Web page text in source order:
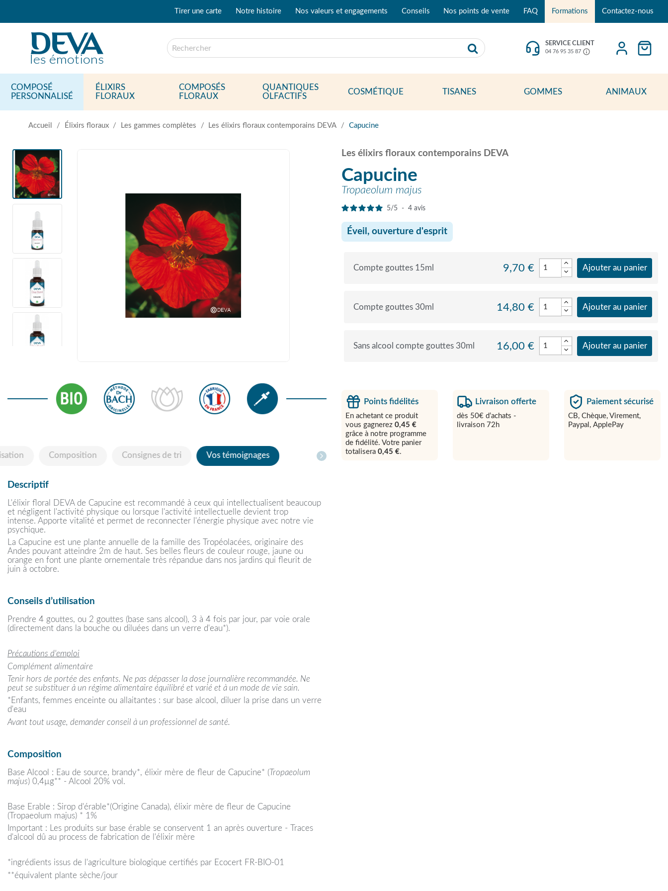
Contactez-nous
Formations
FAQ
Nos points de vente
Conseils
Nos valeurs et engagements
Notre histoire
Tirer une carte
SERVICE CLIENT
04 76 95 35 87
COMPOSÉ
PERSONNALISÉ
ÉLIXIRS
FLORAUX
COMPOSÉS
FLORAUX
QUANTIQUES
OLFACTIFS
COSMÉTIQUE TISANES GOMMES ANIMAUX
Accueil Élixirs floraux Les gammes complètes Les élixirs floraux contemporains DEVA Capucine
Les élixirs floraux contemporains DEVA
Capucine
Tropaeolum majus
5/5 - 4 avis
Éveil, ouverture d'esprit
Compte gouttes 15ml 9,70 € Ajouter au panier
Compte gouttes 30ml 14,80 € Ajouter au panier
Sans alcool compte gouttes 30ml 16,00 € Ajouter au panier
Points fidélités
En achetant ce produit
vous gagnerez 0,45 €
grâce à notre programme
de fidélité. Votre panier
totalisera 0,45 €.
Livraison offerte
dès 50€ d’achats -
livraison 72h
Paiement sécurisé
CB, Chèque, Virement,
Paypal, ApplePay
Composition Consignes de tri Vos témoignages
Descriptif
L'élixir floral DEVA de Capucine est recommandé à ceux qui intellectualisent beaucoup
et négligent l'activité physique ou lorsque l'activité intellectuelle devient trop
intense. Apporte vitalité et permet de reconnecter l'énergie physique avec notre vie
psychique.
La Capucine est une plante annuelle de la famille des Tropéolacées, originaire des
Andes pouvant atteindre 2m de haut. Ses belles fleurs de couleur rouge, jaune ou
orange en font une plante ornementale très répandue dans nos jardins qui fleurit de
juin à octobre.
Conseils d’utilisation
Prendre 4 gouttes, ou 2 gouttes (base sans alcool), 3 à 4 fois par jour, par voie orale
(directement dans la bouche ou diluées dans un verre d'eau*).
Précautions d'emploi
Complément alimentaire
Tenir hors de portée des enfants. Ne pas dépasser la dose journalière recommandée. Ne
peut se substituer à un régime alimentaire équilibré et varié et à un mode de vie sain.
*Enfants, femmes enceinte ou allaitantes : sur base alcool, diluer la prise dans un verre
d'eau
Avant tout usage, demander conseil à un professionnel de santé.
Composition
Base Alcool : Eau de source, brandy*, élixir mère de fleur de Capucine* ( Tropaeolum
majus) 0,4µg** - Alcool 20% vol.
Base Erable : Sirop d'érable*(Origine Canada), élixir mère de fleur de Capucine
(Tropaeolum majus) * 1%
Important : Les produits sur base érable se conservent 1 an après ouverture - Traces
d'alcool dû au process de fabrication de l'élixir mère
*ingrédients issus de l'agriculture biologique certifiés par Ecocert FR-BIO-01
**équivalent plante sèche/jour